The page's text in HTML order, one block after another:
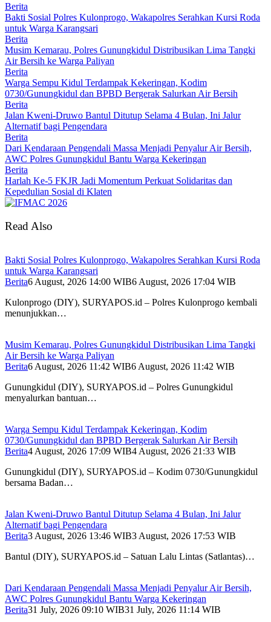
Berita
Bakti Sosial Polres Kulonprogo, Wakapolres Serahkan Kursi Roda
untuk Warga Karangsari
Berita
Musim Kemarau, Polres Gunungkidul Distribusikan Lima Tangki
Air Bersih ke Warga Paliyan
Berita
Warga Sempu Kidul Terdampak Kekeringan, Kodim
0730/Gunungkidul dan BPBD Bergerak Salurkan Air Bersih
Berita
Jalan Kweni-Druwo Bantul Ditutup Selama 4 Bulan, Ini Jalur
Alternatif bagi Pengendara
Berita
Dari Kendaraan Pengendali Massa Menjadi Penyalur Air Bersih,
AWC Polres Gunungkidul Bantu Warga Kekeringan
Berita
Harlah Ke-5 FKJR Jadi Momentum Perkuat Solidaritas dan
Kepedulian Sosial di Klaten
Read Also
Bakti Sosial Polres Kulonprogo, Wakapolres Serahkan Kursi Roda
untuk Warga Karangsari
Berita6 August, 2026 14:00 WIB6 August, 2026 17:04 WIB
Kulonprogo (DIY), SURYAPOS.id – Polres Kulonprogo kembali
menunjukkan…
Musim Kemarau, Polres Gunungkidul Distribusikan Lima Tangki
Air Bersih ke Warga Paliyan
Berita6 August, 2026 11:42 WIB6 August, 2026 11:42 WIB
Gunungkidul (DIY), SURYAPOS.id – Polres Gunungkidul
menyalurkan bantuan…
Warga Sempu Kidul Terdampak Kekeringan, Kodim
0730/Gunungkidul dan BPBD Bergerak Salurkan Air Bersih
Berita4 August, 2026 17:09 WIB4 August, 2026 21:33 WIB
Gunungkidul (DIY), SURYAPOS.id – Kodim 0730/Gunungkidul
bersama Badan…
Jalan Kweni-Druwo Bantul Ditutup Selama 4 Bulan, Ini Jalur
Alternatif bagi Pengendara
Berita3 August, 2026 13:46 WIB3 August, 2026 17:53 WIB
Bantul (DIY), SURYAPOS.id – Satuan Lalu Lintas (Satlantas)…
Dari Kendaraan Pengendali Massa Menjadi Penyalur Air Bersih,
AWC Polres Gunungkidul Bantu Warga Kekeringan
Berita31 July, 2026 09:10 WIB31 July, 2026 11:14 WIB